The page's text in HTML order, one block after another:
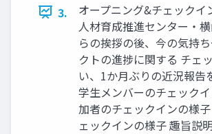
3.
オープニング&チェックイ
人材育成推進センター・
らの挨拶の後、今の気持
クトの進捗に関する チェ
い、1か月ぶりの近況報告
学生メンバーのチェック
加者のチェックインの様
ェックインの様子 趣旨説